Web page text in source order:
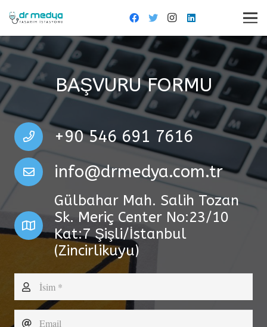
BAŞVURU FORMU
+90 546 691 7616
info@drmedya.com.tr
Gülbahar Mah. Salih Tozan
Sk. Meriç Center No:23/10
Kat:7 Şişli/İstanbul
(Zincirlikuyu)